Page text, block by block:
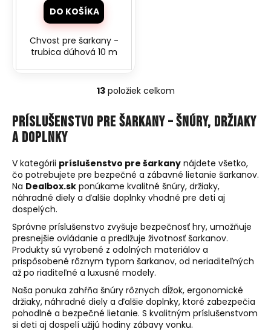
DO KOŠÍKA
Chvost pre šarkany -
trubica dúhová 10 m
O
l
a
c
i
e
r
v
k
y
ý
p
i
13položiek celkom
Príslušenstvo pre šarkany – šnúry, držiaky
a doplnky
V kategórii príslušenstvo pre šarkany nájdete všetko,
čo potrebujete pre bezpečné a zábavné lietanie šarkanov.
Na Dealbox.sk ponúkame kvalitné šnúry, držiaky,
náhradné diely a ďalšie doplnky vhodné pre deti aj
dospelých.
Správne príslušenstvo zvyšuje bezpečnosť hry, umožňuje
presnejšie ovládanie a predlžuje životnosť šarkanov.
Produkty sú vyrobené z odolných materiálov a
prispôsobené rôznym typom šarkanov, od neriaditeľných
až po riaditeľné a luxusné modely.
Naša ponuka zahŕňa šnúry rôznych dĺžok, ergonomické
držiaky, náhradné diely a ďalšie doplnky, ktoré zabezpečia
pohodlné a bezpečné lietanie. S kvalitným príslušenstvom
si deti aj dospelí užijú hodiny zábavy vonku.